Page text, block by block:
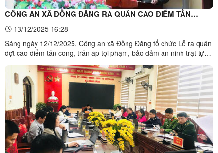
CÔNG AN XÃ ĐỒNG ĐĂNG RA QUÂN CAO ĐIỂM TẤN
CÔNG, TRẤN ÁP TỘI PHẠM - GIỮ BÌNH YÊN CHO DÂN ĐÓN
TẾT BÍNH NGỌ 2026
13/12/2025 16:28
Sáng ngày 12/12/2025, Công an xã Đồng Đăng tổ chức Lễ ra quân
đợt cao điểm tấn công, trấn áp tội phạm, bảo đảm an ninh trật tự
trên địa bàn xã trong dịp cuối năm và Tết Nguyên đán sắp tới. Buổi
lễ diễn ra trong không khí nghiêm túc, trang trọng, thể hiện quyết
tâm chính trị cao của cấp ủy, chính ...